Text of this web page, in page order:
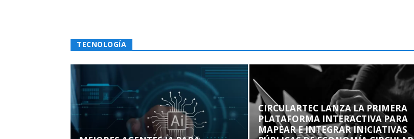
TECNOLOGÍA
CIRCULARTEC LANZA LA PRIMERA
PLATAFORMA INTERACTIVA PARA
MAPEAR E INTEGRAR INICIATIVAS